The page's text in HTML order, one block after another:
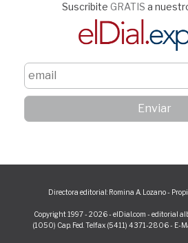
Suscribite GRATIS a
Directora editorial: Romina A. Lozano -
Copyright 1997 - 2026 - elDial.com - editorial
(1050) Cap. Fed. Telfax (5411) 4371-2806 - E-